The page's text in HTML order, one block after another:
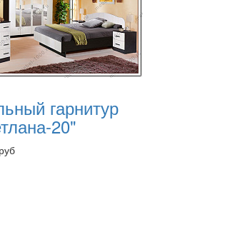
гарнитур
20"